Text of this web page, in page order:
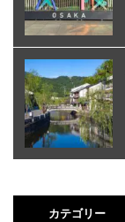
カテゴリー